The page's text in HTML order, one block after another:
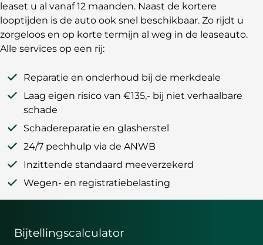
leaset u al vanaf 12 maanden. Naast de kortere
looptijden is de auto ook snel beschikbaar. Zo rijdt u
zorgeloos en op korte termijn al weg in de leaseauto.
Alle services op een rij:
Reparatie en onderhoud bij de merkdeale
Laag eigen risico van €135,- bij niet verhaalbare
schade
Schadereparatie en glasherstel
24/7 pechhulp via de ANWB
Inzittende standaard meeverzekerd
Wegen- en registratiebelasting
Bijtellingscalculator